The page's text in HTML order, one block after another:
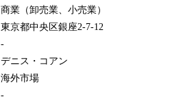
商業（卸売業、小売業）
東京都中央区銀座2-7-12
-
デニス・コアン
海外市場
-